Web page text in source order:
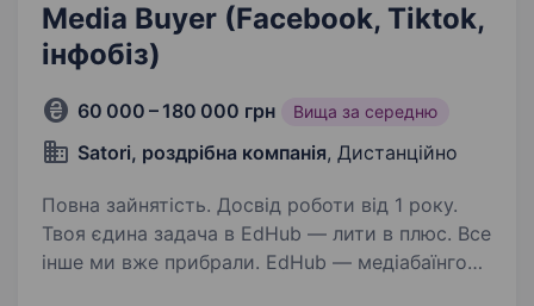
Media Buyer (Facebook, Tiktok,
інфобіз)
60 000 – 180 000 грн Вища за середню
Satori, роздрібна компанія, Дистанційно
Повна зайнятість. Досвід роботи від 1 року.
Твоя єдина задача в EdHub — лити в плюс. Все
інше ми вже прибрали. EdHub — медіабаїнгова